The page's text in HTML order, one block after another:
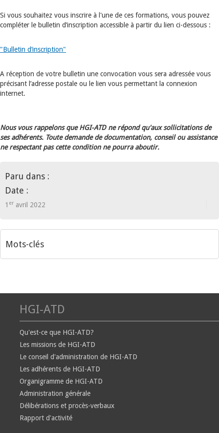
Si vous souhaitez vous inscrire à l'une de ces formations, vous pouvez
compléter le bulletin d’inscription accessible à partir du lien ci-dessous :
"Bulletin d’inscription"
A réception de votre bulletin une convocation vous sera adressée vous
précisant l’adresse postale ou le lien vous permettant la connexion
internet.
Nous vous rappelons que HGI-ATD ne répond qu'aux sollicitations de
ses adhérents. Toute demande de documentation, conseil ou assistance
ne respectant pas cette condition ne pourra aboutir.
Paru dans :
Date :
1 er avril 2022
Mots-clés
HGI-ATD
Qu'est-ce que HGI-ATD?
Les missions de HGI-ATD
Le conseil d'administration de HGI-ATD
Les adhérents de HGI-ATD
Organigramme de HGI-ATD
Administration générale
Délibérations et procès-verbaux
Rapport d'activité